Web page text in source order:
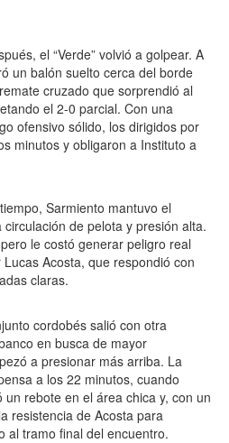
el “Verde” volvió a golpear. A
un balón suelto cerca del borde
cruzado que sorprendió al
el 2-0 parcial. Con una
ofensivo sólido, los dirigidos por
minutos y obligaron a Instituto a
Sarmiento mantuvo el
de pelota y presión alta.
le costó generar peligro real
Acosta, que respondió con
claras.
cordobés salió con otra
en busca de mayor
a presionar más arriba. La
a los 22 minutos, cuando
rebote en el área chica y, con un
resistencia de Acosta para
al tramo final del encuentro.